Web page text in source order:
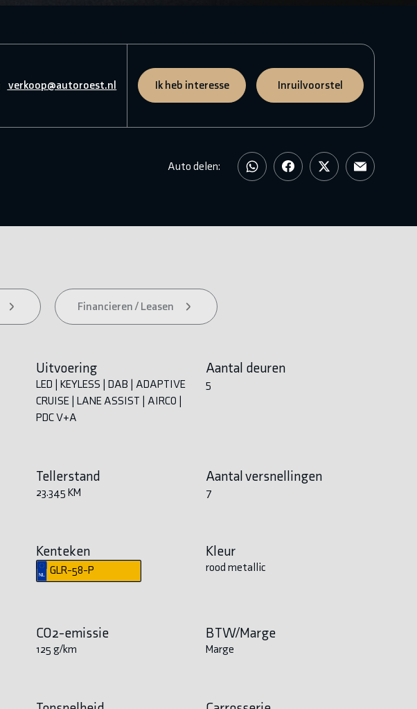
verkoop@autoroest.nl Ik heb interesse Inruilvoorstel
Auto delen:
Financieren / Leasen
Uitvoering
LED | KEYLESS | DAB | ADAPTIVE
CRUISE | LANE ASSIST | AIRCO |
PDC V+A
Aantal deuren
5
Tellerstand
23.345 KM
Aantal versnellingen
7
Kenteken
GLR-58-P
Kleur
rood metallic
CO2-emissie
125 g/km
BTW/Marge
Marge